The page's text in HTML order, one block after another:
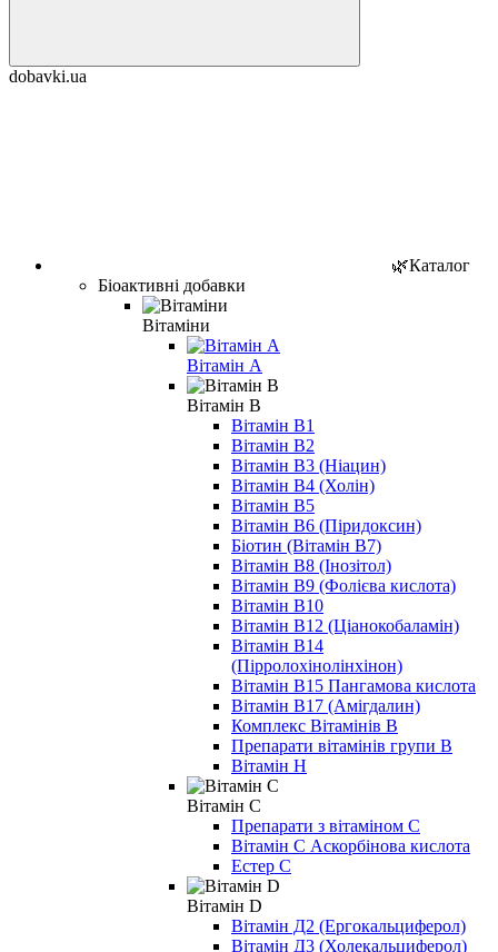
dobavki.ua
🌿Каталог
Біоактивні добавки
Вітаміни
Вітамін A
Вітамін B
Вітамін B1
Вітамін B2
Вітамін B3 (Ніацин)
Вітамін B4 (Холін)
Вітамін B5
Вітамін В6 (Піридоксин)
Біотин (Вітамін B7)
Вітамін B8 (Інозітол)
Вітамін B9 (Фолієва кислота)
Вітамін B10
Вітамін B12 (Ціанокобаламін)
Вітамін В14
(Пірролохінолінхінон)
Вітамін B15 Пангамова кислота
Вітамін B17 (Амігдалин)
Комплекс Вітамінів B
Препарати вітамінів групи В
Вітамін Н
Вітамін C
Препарати з вітаміном С
Вітамін С Аскорбінова кислота
Естер С
Вітамін D
Вітамін Д2 (Ергокальциферол)
Вітамін Д3 (Холекальциферол)